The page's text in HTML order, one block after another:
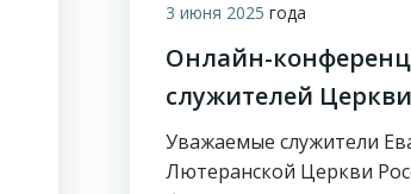
3 июня 2025 года
Онлайн-
служителей Церкви
Уважаемые служители
Лютеранской Церкви